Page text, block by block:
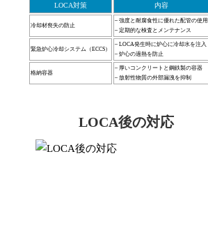
LOCA対策 内容
冷却材喪失の防止
– 強度と耐腐食性に優れた配管の使用
– 定期的な検査とメンテナンス
緊急炉心冷却システム（ECCS）
– LOCA発生時に炉心に冷却水を注入
– 炉心の過熱を防止
格納容器
– 厚いコンクリートと鋼鉄製の容器
– 放射性物質の外部漏洩を抑制
LOCA後の対応